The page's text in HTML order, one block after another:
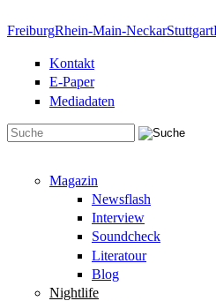
FreiburgRhein-Main-NeckarStuttgart
Kontakt
E-Paper
Mediadaten
Magazin
Newsflash
Interview
Soundcheck
Literatour
Blog
Nightlife